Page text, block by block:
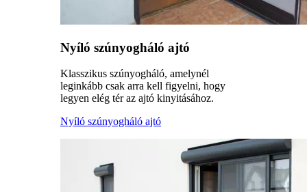
Nyíló szúnyogháló ajtó
Klasszikus szúnyogháló, amelynél
leginkább csak arra kell figyelni, hogy
legyen elég tér az ajtó kinyitásához.
Nyíló szúnyogháló ajtó